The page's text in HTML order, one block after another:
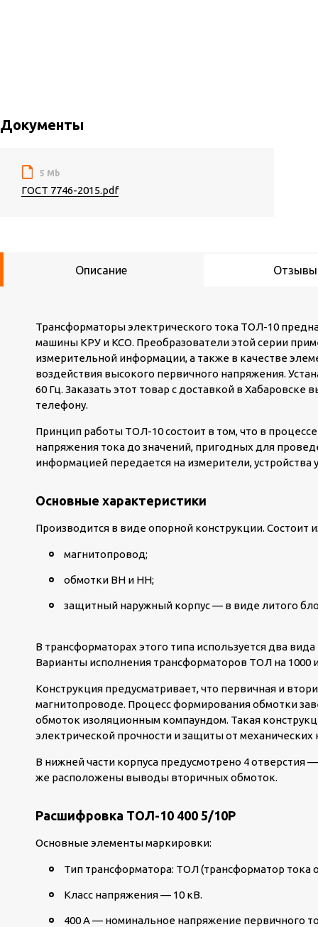
Документы
5 Mb
ГОСТ 7746-2015.pdf
Описание Отзывы
Трансформаторы электрического тока ТОЛ-10
машины КРУ и КСО. Преобразователи этой серии
измерительной информации, а также в качестве
воздействия высокого первичного напряжения.
60 Гц. Заказать этот товар с доставкой в
телефону.
Принцип работы ТОЛ-10 состоит в том, что в
напряжения тока до значений, пригодных для
информацией передается на измерители, устройства
Основные характеристики
Производится в виде опорной конструкции. Состоит
магнитопровод;
обмотки ВН и НН;
защитный наружный корпус — в виде литого
В трансформаторах этого типа используется два
Варианты исполнения трансформаторов ТОЛ на
Конструкция предусматривает, что первичная и
магнитопроводе. Процесс формирования обмотки
обмоток изоляционным компаундом. Такая
электрической прочности и защиты от механических
В нижней части корпуса предусмотрено 4
же расположены выводы вторичных обмоток.
Расшифровка ТОЛ-10 400 5/10Р
Основные элементы маркировки:
Тип трансформатора: ТОЛ (трансформатор тока
Класс напряжения — 10 кВ.
400 А — номинальное напряжение первичного